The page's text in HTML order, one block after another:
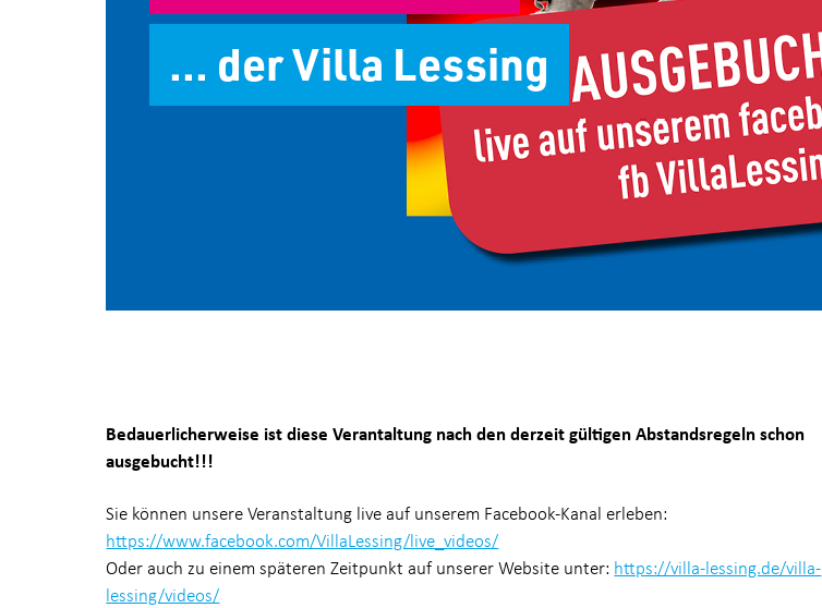
... der Villa Lessing
Bedauerlicherweise ist diese Verantaltung nach den derzeit gültigen Abstandsregeln schon
ausgebucht!!!
Sie können unsere Veranstaltung live auf unserem Facebook-Kanal erleben:
https://www.facebook.com/VillaLessing/live_videos/
Oder auch zu einem späteren Zeitpunkt auf unserer Website unter: https://villa-lessing.de/villa-
lessing/videos/